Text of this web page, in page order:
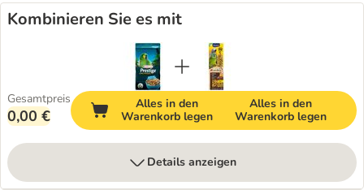
Kombinieren Sie es mit
Gesamtpreis
0,00 €
Alles in den
Warenkorb legen
Alles in den
Warenkorb legen
Details anzeigen